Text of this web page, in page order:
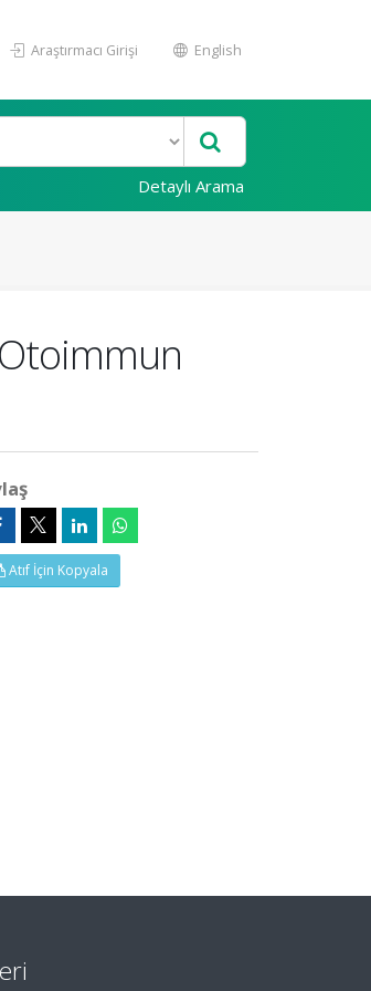
Araştırmacı Girişi English
Detaylı Arama
Atıf İçin Kopyala